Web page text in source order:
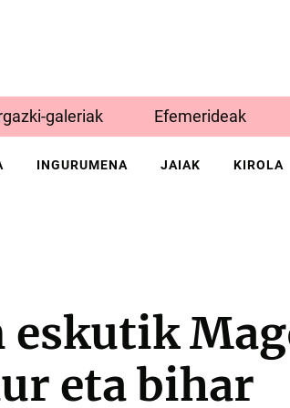
galeriak Efemerideak
INGURUMENA JAIAK KIROLA
eskutik
eta bihar